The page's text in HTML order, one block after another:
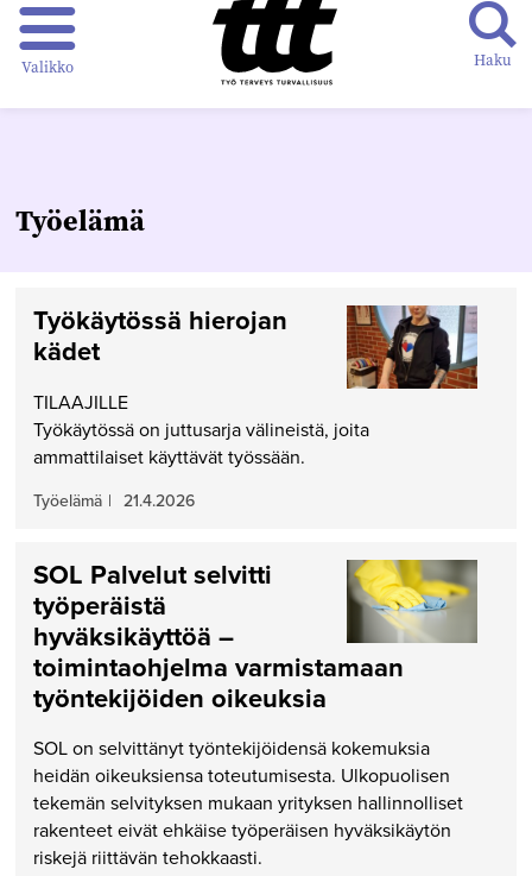
Valikko Haku
Työelämä
Työkäytössä hierojan
kädet
TILAAJILLE
Työkäytössä on juttusarja välineistä, joita
ammattilaiset käyttävät työssään.
Työelämä | 21.4.2026
SOL Palvelut selvitti
työperäistä
hyväksikäyttöä –
toimintaohjelma varmistamaan
työntekijöiden oikeuksia
SOL on selvittänyt työntekijöidensä kokemuksia
heidän oikeuksiensa toteutumisesta. Ulkopuolisen
tekemän selvityksen mukaan yrityksen hallinnolliset
rakenteet eivät ehkäise työperäisen hyväksikäytön
riskejä riittävän tehokkaasti.